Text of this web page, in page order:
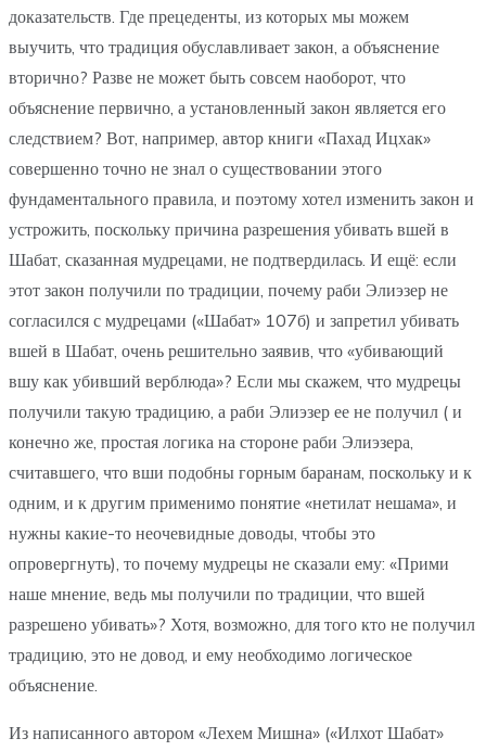
доказательств. Где прецеденты, из которых мы можем
выучить, что традиция обуславливает закон, а объяснение
вторично? Разве не может быть совсем наоборот, что
объяснение первично, а установленный закон является его
следствием? Вот, например, автор книги «Пахад Ицхак»
совершенно точно не знал о существовании этого
фундаментального правила, и поэтому хотел изменить закон и
устрожить, поскольку причина разрешения убивать вшей в
Шабат, сказанная мудрецами, не подтвердилась. И ещё: если
этот закон получили по традиции, почему раби Элиэзер не
согласился с мудрецами («Шабат» 107б) и запретил убивать
вшей в Шабат, очень решительно заявив, что «убивающий
вшу как убивший верблюда»? Если мы скажем, что мудрецы
получили такую традицию, а раби Элиэзер ее не получил ( и
конечно же, простая логика на стороне раби Элиэзера,
считавшего, что вши подобны горным баранам, поскольку и к
одним, и к другим применимо понятие «нетилат нешама», и
нужны какие-то неочевидные доводы, чтобы это
опровергнуть), то почему мудрецы не сказали ему: «Прими
наше мнение, ведь мы получили по традиции, что вшей
разрешено убивать»? Хотя, возможно, для того кто не получил
традицию, это не довод, и ему необходимо логическое
объяснение.
Из написанного автором «Лехем Мишна» («Илхот Шабат»